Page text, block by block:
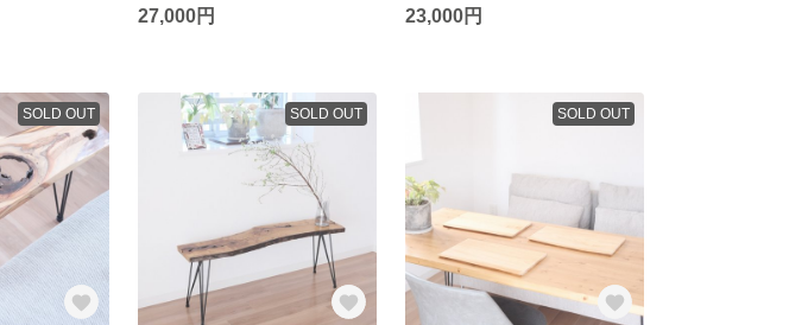
27,000円 23,000円
SOLD OUT SOLD OUT SOLD OUT